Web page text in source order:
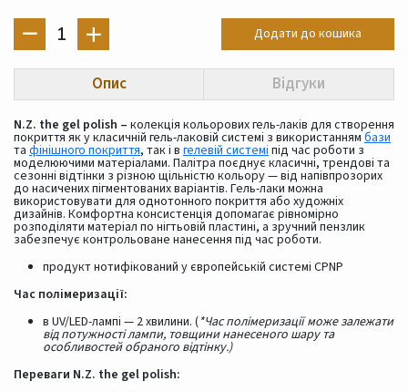
1 Додати до кошика
Опис Відгуки
N.Z. the gel polish – колекція кольорових гель-лаків для створення
покриття як у класичній гель-лаковій системі з використанням бази
та фінішного покриття, так і в гелевій системіпід час роботи з
моделюючими матеріалами. Палітра поєднує класичні, трендові та
сезонні відтінки з різною щільністю кольору — від напівпрозорих
до насичених пігментованих варіантів. Гель-лаки можна
використовувати для однотонного покриття або художніх
дизайнів. Комфортна консистенція допомагає рівномірно
розподіляти матеріал по нігтьовій пластині, а зручний пензлик
забезпечує контрольоване нанесення під час роботи.
продукт нотифікований у європейській системі CPNP
Час полімеризації:
в UV/LED-лампі — 2 хвилини. (*Час полімеризації може залежати
від потужності лампи, товщини нанесеного шару та
особливостей обраного відтінку.)
Переваги N.Z. the gel polish: